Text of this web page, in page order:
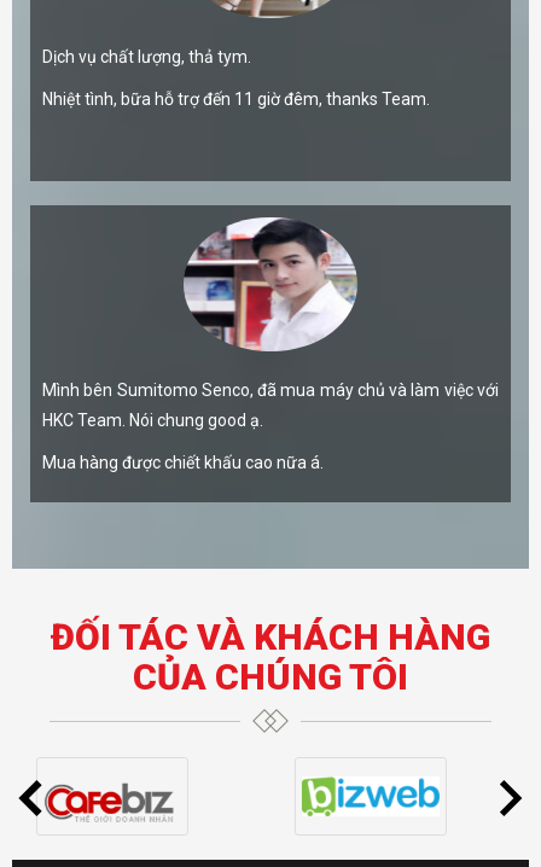
Dịch vụ chất lượng, thả tym.
Nhiệt tình, bữa hỗ trợ đến 11 giờ đêm, thanks Team.
Mình bên Sumitomo Senco, đã mua máy chủ và làm việc với
HKC Team. Nói chung good ạ.
Mua hàng được chiết khấu cao nữa á.
ĐỐI TÁC VÀ KHÁCH HÀNG
CỦA CHÚNG TÔI